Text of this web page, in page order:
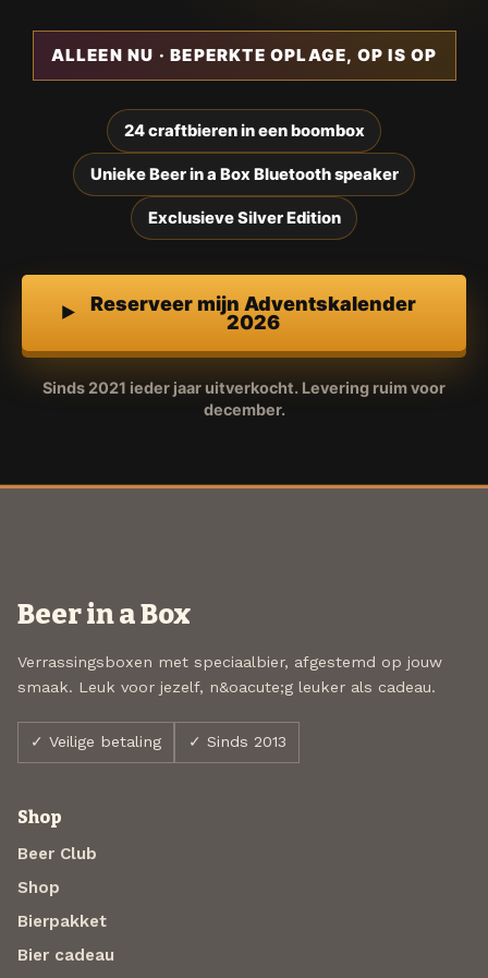
ALLEEN NU · BEPERKTE OPLAGE, OP IS OP
24 craftbieren in een boombox
Unieke Beer in a Box Bluetooth speaker
Exclusieve Silver Edition
Reserveer mijn Adventskalender
2026
Sinds 2021 ieder jaar uitverkocht. Levering ruim voor
december.
Beer in a Box
Verrassingsboxen met speciaalbier, afgestemd op jouw
smaak. Leuk voor jezelf, n&oacute;g leuker als cadeau.
✓ Veilige betaling ✓ Sinds 2013
Shop
Beer Club
Shop
Bierpakket
Bier cadeau